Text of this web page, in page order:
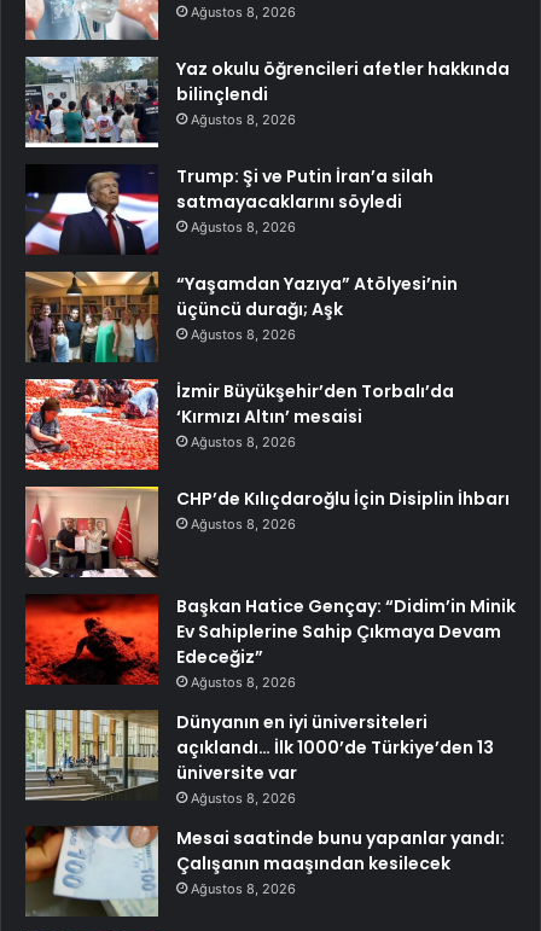
Ağustos 8, 2026
Yaz okulu öğrencileri afetler hakkında
bilinçlendi
Ağustos 8, 2026
Trump: Şi ve Putin İran’a silah
satmayacaklarını söyledi
Ağustos 8, 2026
“Yaşamdan Yazıya” Atölyesi’nin
üçüncü durağı; Aşk
Ağustos 8, 2026
İzmir Büyükşehir’den Torbalı’da
‘Kırmızı Altın’ mesaisi
Ağustos 8, 2026
CHP’de Kılıçdaroğlu İçin Disiplin İhbarı
Ağustos 8, 2026
Başkan Hatice Gençay: “Didim’in Minik
Ev Sahiplerine Sahip Çıkmaya Devam
Edeceğiz”
Ağustos 8, 2026
Dünyanın en iyi üniversiteleri
açıklandı… İlk 1000’de Türkiye’den 13
üniversite var
Ağustos 8, 2026
Mesai saatinde bunu yapanlar yandı:
Çalışanın maaşından kesilecek
Ağustos 8, 2026